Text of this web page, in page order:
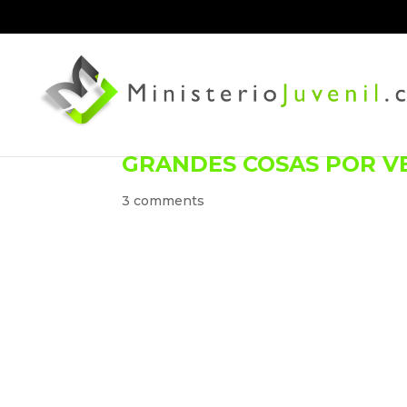
GRANDES COSAS POR
3 comments